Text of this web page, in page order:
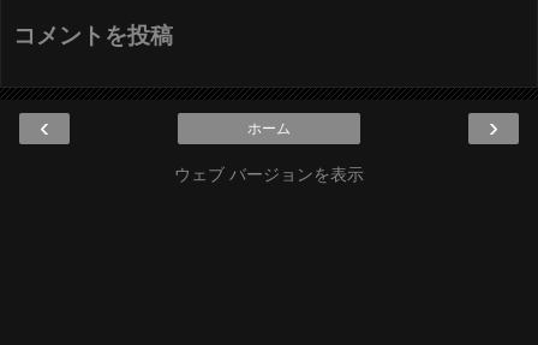
コメントを投稿
‹ ›
ホーム
ウェブ バージョンを表示